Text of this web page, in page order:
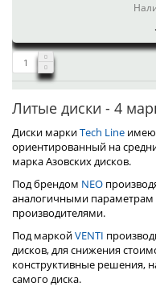
Литые диски - 4
Диски маркиTech Line
ориентированный на
марка Азовских дисков.
Под брендом NEO
аналогичными параметрам
производителями.
Под маркойVENTI
дисков, для снижения
конструктивные решения,
самого диска.